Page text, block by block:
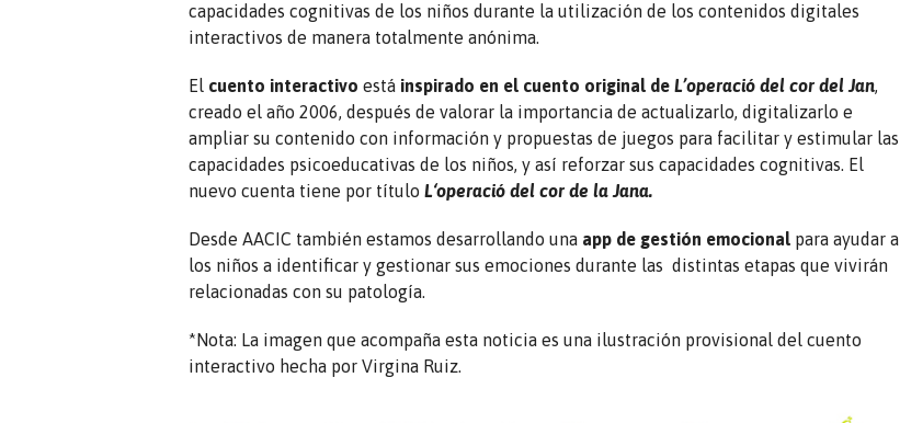
capacidades cognitivas de los niños durante la utilización de los contenidos digitales
interactivos de manera totalmente anónima.
El cuento interactivo está inspirado en el cuento original de L’operació del cor del Jan,
creado el año 2006, después de valorar la importancia de actualizarlo, digitalizarlo e
ampliar su contenido con información y propuestas de juegos para facilitar y estimular las
capacidades psicoeducativas de los niños, y así reforzar sus capacidades cognitivas. El
nuevo cuenta tiene por título L‘operació del cor de la Jana.
Desde AACIC también estamos desarrollando una app de gestión emocional para ayudar a
los niños a identificar y gestionar sus emociones durante las distintas etapas que vivirán
relacionadas con su patología.
*Nota: La imagen que acompaña esta noticia es una ilustración provisional del cuento
interactivo hecha por Virgina Ruiz.